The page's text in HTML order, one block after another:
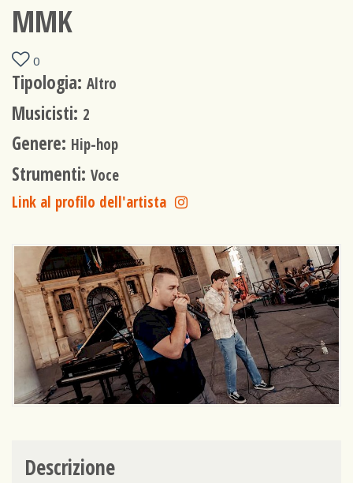
MMK
0
Tipologia: Altro
Musicisti: 2
Genere: Hip-hop
Strumenti: Voce
Link al profilo dell'artista
Descrizione